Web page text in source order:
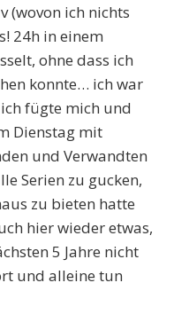
(wovon ich nichts
24h in einem
ohne dass ich
konnte… ich war
fügte mich und
Dienstag mit
und Verwandten
Serien zu gucken,
zu bieten hatte
hier wieder etwas,
5 Jahre nicht
und alleine tun